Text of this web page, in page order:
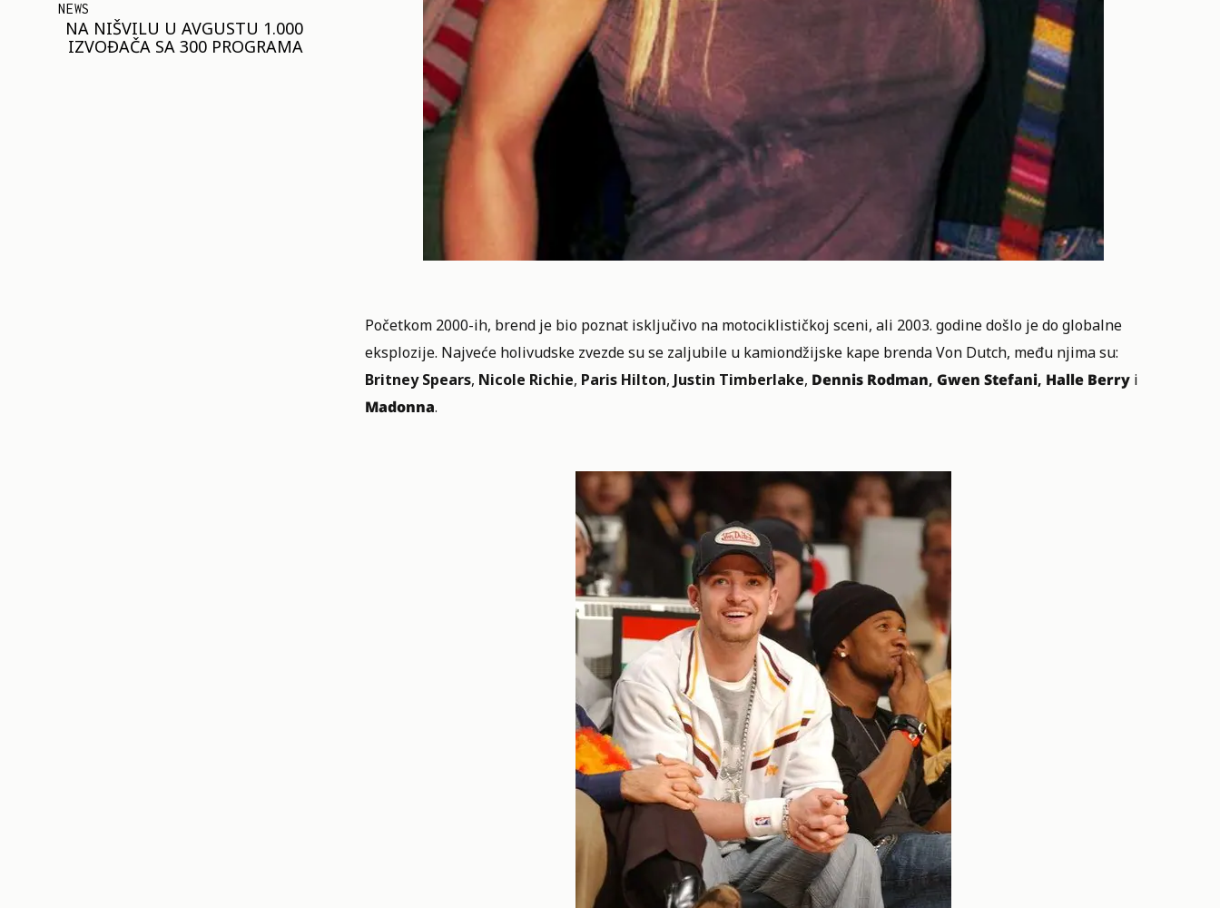
NEWS
NA NIŠVILU U AVGUSTU 1.000
IZVOĐAČA SA 300 PROGRAMA
Početkom 2000-ih, brend je bio poznat isključivo na motociklističkoj sceni, ali 2003. godine došlo je do globalne
eksplozije. Najveće holivudske zvezde su se zaljubile u kamiondžijske kape brenda Von Dutch, među njima su:
Britney Spears, Nicole Richie, Paris Hilton, Justin Timberlake, Dennis Rodman, Gwen Stefani, Halle Berry i
Madonna.